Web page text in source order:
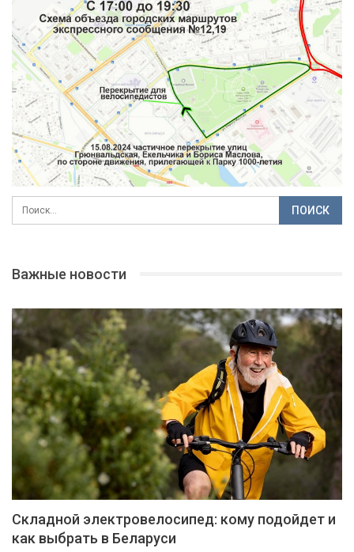
Важные новости
Складной электровелосипед: кому подойдет и
как выбрать в Беларуси